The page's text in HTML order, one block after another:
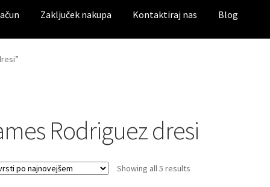
Zaključek nakupa Kontaktiraj nas Blog
Trgovina
Rodriguez dresi
Showing all 5 resultsSorted